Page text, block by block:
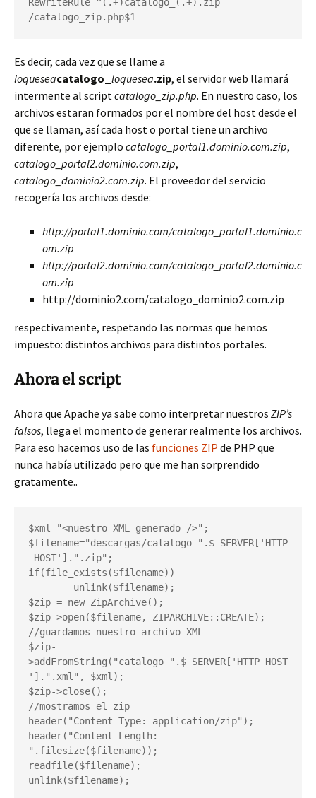
/catalogo_zip.php$1
Es decir, cada vez que se llame a
loqueseacatalogo_ loquesea.zip, el servidor web llamará
intermente al scriptcatalogo_zip.php. En nuestro caso, los
archivos estaran formados por el nombre del host desde el
que se llaman, así cada host o portal tiene un archivo
diferente, por ejemplo catalogo_portal1.dominio.com.zip,
catalogo_portal2.dominio.com.zip,
catalogo_dominio2.com.zip. El proveedor del servicio
recogería los archivos desde:
http://portal1.dominio.com/catalogo_portal1.dominio.c
om.zip
http://portal2.dominio.com/catalogo_portal2.dominio.c
om.zip
http://dominio2.com/catalogo_dominio2.com.zip
respectivamente, respetando las normas que hemos
impuesto: distintos archivos para distintos portales.
Ahora el script
Ahora que Apache ya sabe como interpretar nuestros ZIP’s
falsos, llega el momento de generar realmente los archivos.
Para eso hacemos uso de las funciones ZIP de PHP que
nunca había utilizado pero que me han sorprendido
gratamente..
$xml="<nuestro XML generado />";
$filename="descargas/catalogo_".$_SERVER['HTTP
_HOST'].".zip";
if(file_exists($filename))
$zip = new ZipArchive();
$zip->open($filename, ZIPARCHIVE::CREATE);
//guardamos nuestro archivo XML
$zip-
>addFromString("catalogo_".$_SERVER['HTTP_HOST
'].".xml", $xml);
$zip->close();
//mostramos el zip
header("Content-Type: application/zip");
header("Content-Length:
".filesize($filename));
readfile($filename);
unlink($filename);